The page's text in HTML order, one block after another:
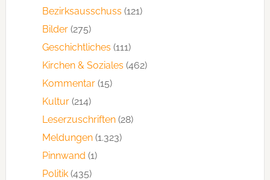
Bezirksausschuss (121)
Bilder(275)
Geschichtliches (111)
Kirchen & Soziales (462)
Kommentar(15)
Kultur(214)
Leserzuschriften(28)
Meldungen(1.323)
Pinnwand (1)
Politik(435)